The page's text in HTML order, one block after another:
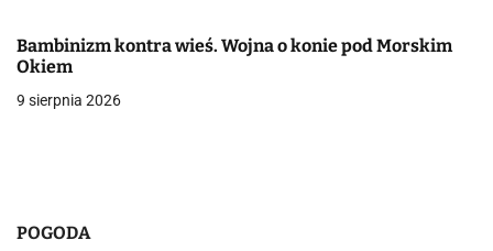
p
i
Bambinizm kontra wieś. Wojna o konie pod Morskim
Okiem
9 sierpnia 2026
POGODA